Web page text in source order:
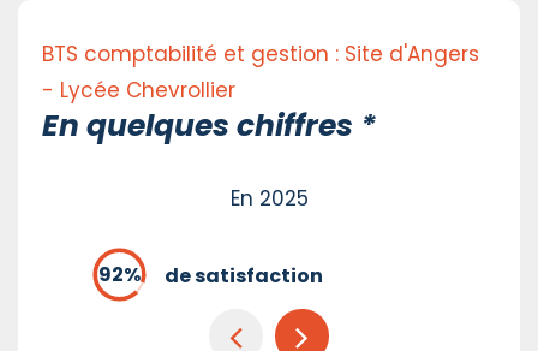
BTS comptabilité et gestion : Site d'Angers
- Lycée Chevrollier
En quelques chiffres *
En 2025
de satisfaction